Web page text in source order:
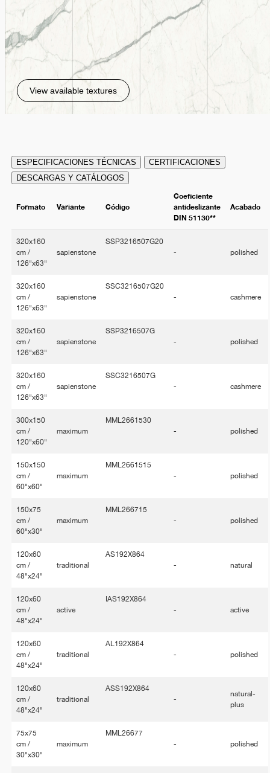
View available textures
ESPECIFICACIONES TÉCNICAS
CERTIFICACIONES
DESCARGAS Y CATÁLOGOS
Formato Variante Código
Coeficiente
antideslizante
DIN 51130**
Acabado
320x160
cm /
126"x63"
sapienstone
SSP3216507G20
-
polished
320x160
cm /
126"x63"
sapienstone
SSC3216507G20
-
cashmere
320x160
cm /
126"x63"
sapienstone
SSP3216507G
-
polished
320x160
cm /
126"x63"
sapienstone
SSC3216507G
-
cashmere
300x150
cm /
120"x60"
maximum
MML2661530
-
polished
150x150
cm /
60"x60"
maximum
MML2661515
-
polished
150x75
cm /
60"x30"
maximum
MML266715
-
polished
120x60
cm /
48"x24"
traditional
AS192X864
-
natural
120x60
cm /
48"x24"
active
IAS192X864
-
active
120x60
cm /
48"x24"
traditional
AL192X864
-
polished
120x60
cm /
48"x24"
traditional
ASS192X864
-
natural-
plus
75x75
cm /
30"x30"
maximum
MML26677
-
polished